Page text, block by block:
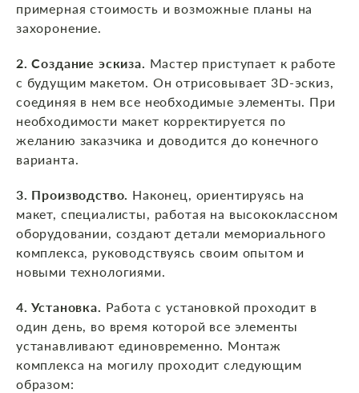
примерная стоимость и возможные планы на
захоронение.
2. Создание эскиза. Мастер приступает к работе
с будущим макетом. Он отрисовывает 3D-эскиз,
соединяя в нем все необходимые элементы. При
необходимости макет корректируется по
желанию заказчика и доводится до конечного
варианта.
3. Производство. Наконец, ориентируясь на
макет, специалисты, работая на высококлассном
оборудовании, создают детали мемориального
комплекса, руководствуясь своим опытом и
новыми технологиями.
4. Установка. Работа с установкой проходит в
один день, во время которой все элементы
устанавливают единовременно. Монтаж
комплекса на могилу проходит следующим
образом: